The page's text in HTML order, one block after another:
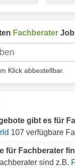
Fachberater
Klick abbestellbar.
gibt es für
107 verfügbare
für Fachberater
sind z.B.